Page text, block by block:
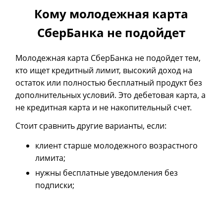
Кому молодежная карта
СберБанка не подойдет
Молодежная карта СберБанка не подойдет тем,
кто ищет кредитный лимит, высокий доход на
остаток или полностью бесплатный продукт без
дополнительных условий. Это дебетовая карта, а
не кредитная карта и не накопительный счет.
Стоит сравнить другие варианты, если:
клиент старше молодежного возрастного
лимита;
нужны бесплатные уведомления без
подписки;